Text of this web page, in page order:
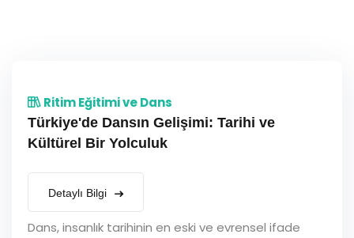
Ritim Eğitimi ve Dans
Türkiye'de Dansın Gelişimi: Tarihi ve
Kültürel Bir Yolculuk
Detaylı Bilgi
Dans, insanlık tarihinin en eski ve evrensel ifade